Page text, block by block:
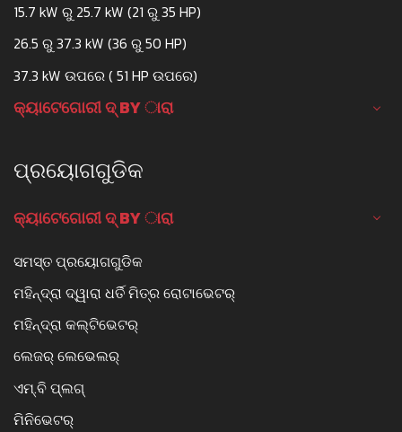
15.7 kW ରୁ 25.7 kW (21 ରୁ 35 HP)
26.5 ରୁ 37.3 kW (36 ରୁ 50 HP)
37.3 kW ଉପରେ ( 51 HP ଉପରେ)
କ୍ୟାଟେଗୋରୀ ଦ୍ BY ାରା
ପ୍ରୟୋଗଗୁଡିକ
କ୍ୟାଟେଗୋରୀ ଦ୍ BY ାରା
ସମସ୍ତ ପ୍ରୟୋଗଗୁଡିକ
ମହିନ୍ଦ୍ରା ଦ୍ୱାରା ଧର୍ତି ମିତ୍ର ରୋଟାଭେଟର୍
ମହିନ୍ଦ୍ରା କଲ୍ଟିଭେଟର୍
ଲେଜର୍ ଲେଭେଲର୍
ଏମ୍.ବି ପ୍ଲଗ୍
ମିନିଭେଟର୍